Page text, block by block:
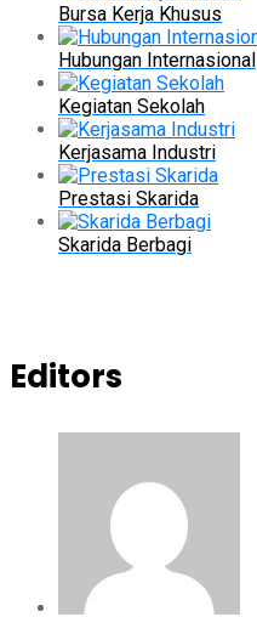
Bursa Kerja Khusus
Hubungan Internasional
Kegiatan Sekolah
Kerjasama Industri
Prestasi Skarida
Skarida Berbagi
Editors